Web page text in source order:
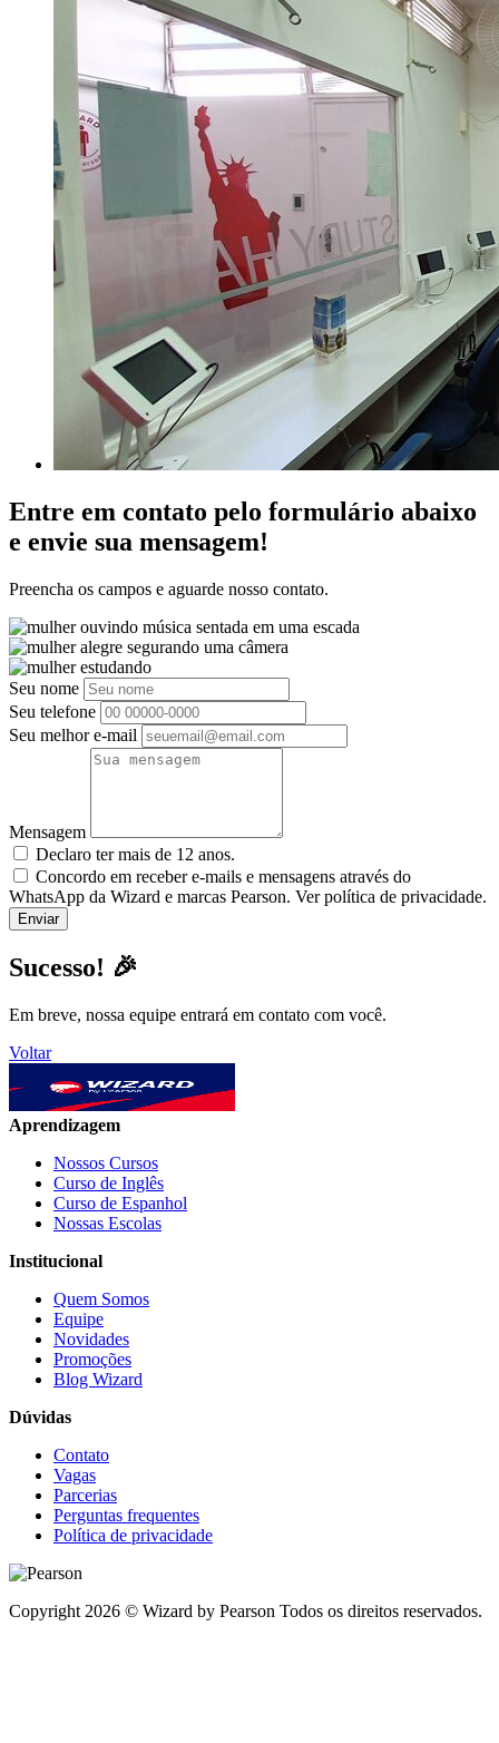
Entre em contato pelo formulário abaixo
e envie sua mensagem!
Preencha os campos e aguarde nosso contato.
Seu nome
Seu telefone
Seu melhor e-mail
Mensagem
Declaro ter mais de 12 anos.
Concordo em receber e-mails e mensagens através do
WhatsApp da Wizard e marcas Pearson. Ver política de privacidade.
Sucesso! 🎉
Em breve, nossa equipe entrará em contato com você.
Voltar
Aprendizagem
Nossos Cursos
Curso de Inglês
Curso de Espanhol
Nossas Escolas
Institucional
Quem Somos
Equipe
Novidades
Promoções
Blog Wizard
Dúvidas
Contato
Vagas
Parcerias
Perguntas frequentes
Política de privacidade
Copyright 2026 © Wizard by Pearson Todos os direitos reservados.